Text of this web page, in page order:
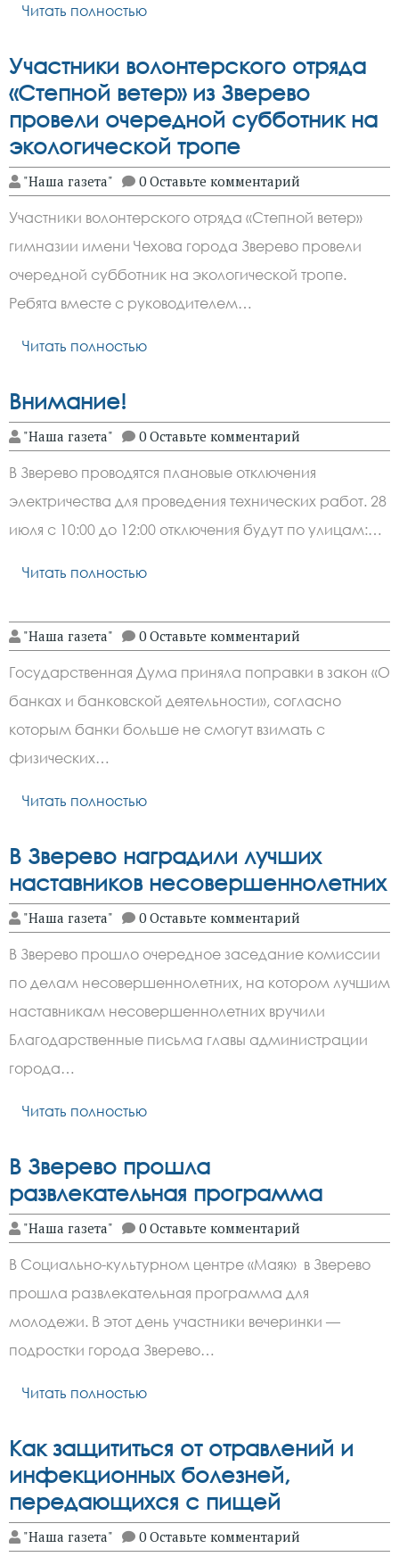
Читать полностью
Участники волонтерского отряда
«Степной ветер» из Зверево
провели очередной субботник на
экологической тропе
"Наша газета" 0 Оставьте комментарий
Участники волонтерского отряда «Степной ветер»
гимназии имени Чехова города Зверево провели
очередной субботник на экологической тропе.
Ребята вместе с руководителем…
Читать полностью
Внимание!
"Наша газета" 0 Оставьте комментарий
В Зверево проводятся плановые отключения
электричества для проведения технических работ. 28
июля с 10:00 до 12:00 отключения будут по улицам:…
Читать полностью
"Наша газета" 0 Оставьте комментарий
Государственная Дума приняла поправки в закон «О
банках и банковской деятельности», согласно
которым банки больше не смогут взимать с
физических…
Читать полностью
В Зверево наградили лучших
наставников несовершеннолетних
"Наша газета" 0 Оставьте комментарий
В Зверево прошло очередное заседание комиссии
по делам несовершеннолетних, на котором лучшим
наставникам несовершеннолетних вручили
Благодарственные письма главы администрации
города…
Читать полностью
В Зверево прошла
развлекательная программа
"Наша газета" 0 Оставьте комментарий
В Социально-культурном центре «Маяк» в Зверево
прошла развлекательная программа для
молодежи. В этот день участники вечеринки —
подростки города Зверево…
Читать полностью
Как защититься от отравлений и
инфекционных болезней,
передающихся с пищей
"Наша газета" 0 Оставьте комментарий